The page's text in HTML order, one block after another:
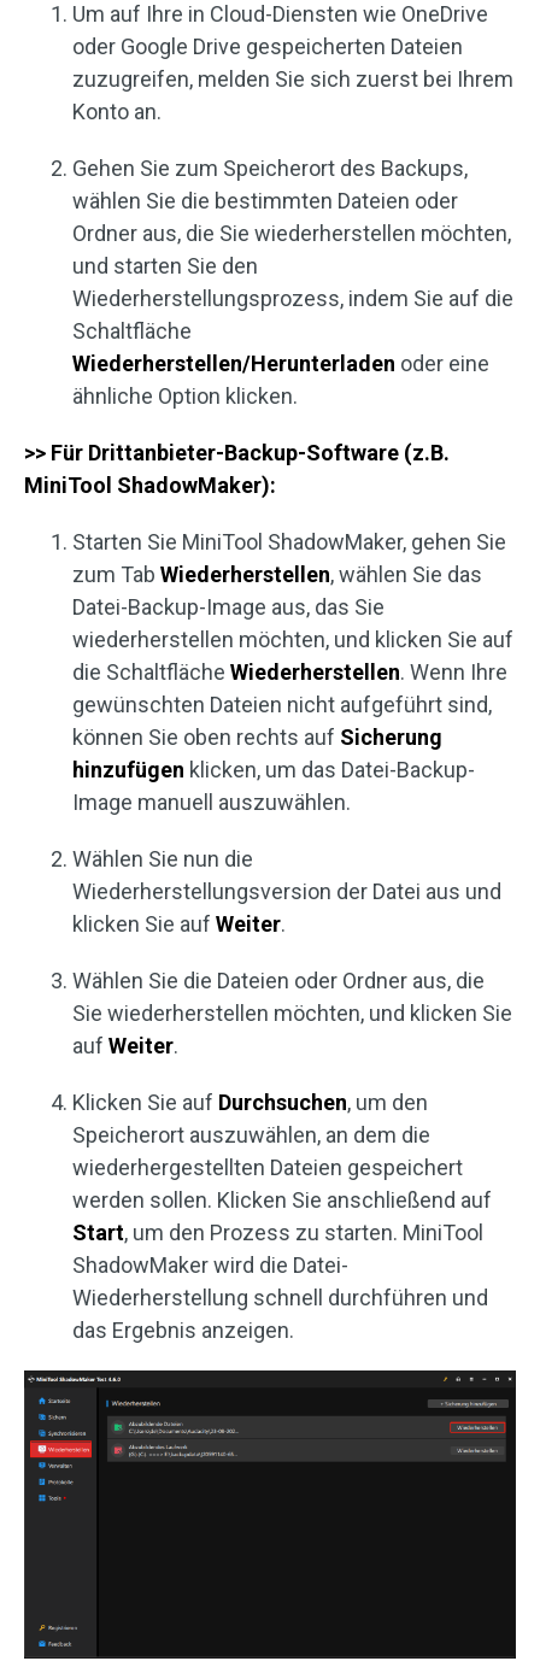
Um auf Ihre in Cloud-Diensten wie OneDrive
oder Google Drive gespeicherten Dateien
zuzugreifen, melden Sie sich zuerst bei Ihrem
Konto an.
Gehen Sie zum Speicherort des Backups,
wählen Sie die bestimmten Dateien oder
Ordner aus, die Sie wiederherstellen möchten,
und starten Sie den
Wiederherstellungsprozess, indem Sie auf die
Schaltfläche
Wiederherstellen/Herunterladen oder eine
ähnliche Option klicken.
>> Für Drittanbieter-Backup-Software (z.B.
MiniTool ShadowMaker):
Starten Sie MiniTool ShadowMaker, gehen Sie
zum Tab Wiederherstellen, wählen Sie das
Datei-Backup-Image aus, das Sie
wiederherstellen möchten, und klicken Sie auf
die Schaltfläche Wiederherstellen. Wenn Ihre
gewünschten Dateien nicht aufgeführt sind,
können Sie oben rechts auf Sicherung
hinzufügen klicken, um das Datei-Backup-
Image manuell auszuwählen.
Wählen Sie nun die
Wiederherstellungsversion der Datei aus und
klicken Sie auf Weiter.
Wählen Sie die Dateien oder Ordner aus, die
Sie wiederherstellen möchten, und klicken Sie
auf Weiter.
Klicken Sie auf Durchsuchen, um den
Speicherort auszuwählen, an dem die
wiederhergestellten Dateien gespeichert
werden sollen. Klicken Sie anschließend auf
Start, um den Prozess zu starten. MiniTool
ShadowMaker wird die Datei-
Wiederherstellung schnell durchführen und
das Ergebnis anzeigen.